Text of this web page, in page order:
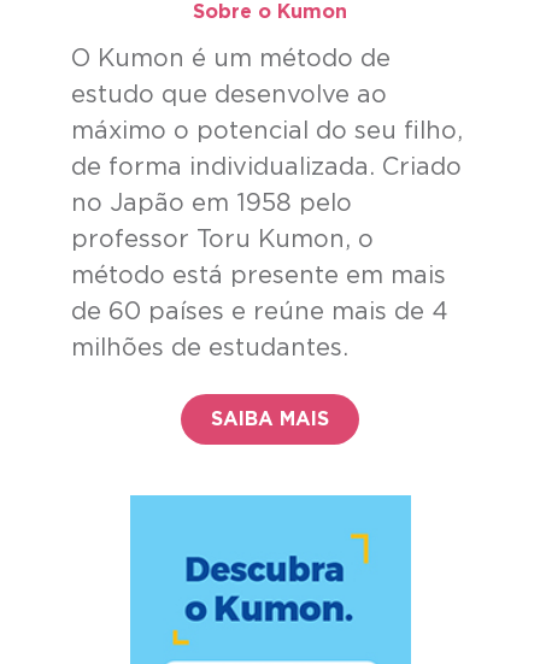
Sobre o Kumon​
O Kumon é um método de
estudo que desenvolve ao
máximo o potencial do seu filho,
de forma individualizada. Criado
no Japão em 1958 pelo
professor Toru Kumon, o
método está presente em mais
de 60 países e reúne mais de 4
milhões de estudantes.
SAIBA MAIS